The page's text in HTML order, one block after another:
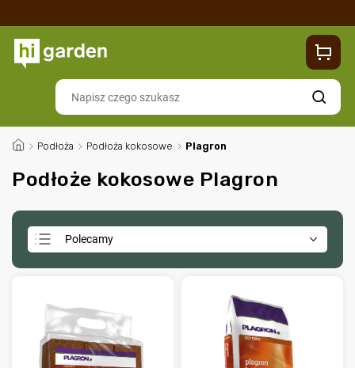
Contacts
Szukaj
/ Podłoża / Podłoża kokosowe / Plagron
Podłoże kokosowe Plagron
Polecamy
Najczęściej sprzedawane
Alfabetycznie